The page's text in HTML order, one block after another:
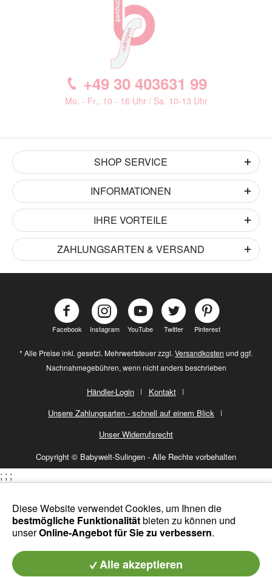
+49 30 403631 99
Mo. - Fr., 10 - 16 Uhr / Sa. 10-13 Uhr
SHOP SERVICE
INFORMATIONEN
IHRE VORTEILE
ZAHLUNGSARTEN & VERSAND
Facebook Instagram YouTube Twitter Pinterest
* Alle Preise inkl. gesetzl. Mehrwertsteuer zzgl. Versandkosten und ggf.
Nachnahmegebühren, wenn nicht anders beschrieben
Händler-Login
Kontakt
Unsere Zahlungsarten - schnell auf einem Blick
Unser Widerrufsrecht
Copyright © Babywelt-Sulingen - Alle Rechte vorbehalten
Diese Website verwendet Cookies, um Ihnen die
bestmögliche Funktionalitätbieten zu können und
unserOnline-Angebot für Sie zu verbessern.
Alle akzeptieren
; ; ;